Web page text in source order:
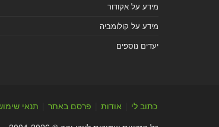
מידע על אקודור
מידע על קולומביה
יעדים נוספים
כתוב לי אודות פרסם באתר תנאי